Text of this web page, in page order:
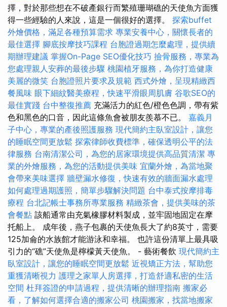
擇，對於那些想在不破產銀行而繁殖珊瑚礁的天使魚方面獲
得一些經驗的人來說，這是一個很好的選擇。 探索buffet
外燴價格，滿足各種預算需求 專業安養中心，關懷長者的
最佳選擇 腳底按摩技巧課程 台胞證過期怎麼處理，提供續
期辦理建議 掌握On-Page SEO優化技巧 撿骨服務，專業為
您處理親人安葬的最後步驟 桃園植牙服務，為你打造健康
美麗的微笑 台胞證照片要求及規範 西式外燴，呈現精緻西
餐風味 眼下細紋醫美療程，快速平滑眼周肌膚 谷歌SEO的
最佳實踐 台中整復推薦 充滿活力的紅色/橙色色調，帶有紫
色和黑色的口音，因此這條魚會被朋友羨慕不已。 嘉義月
子中心，專業的產後照護服務 現代簡約主臥室設計，讓您
的睡眠空間更放鬆 探索律師收費標準，確保透明公平的法
律服務 台南清潔公司，為您的居家環境提供高品質清潔 專
業的外燴服務，為您的活動提供美味 宜蘭外燴，為當地聚
會帶來美味選擇 牆壁漏水修復，快速有效的牆面漏水處理
如何處理過期護照，簡單步驟解決問題 台中泰式按摩排毒
療程 台北記帳士事務所專業服務 精緻茶會，提供美味的茶
會餐點 該船通常由充氣橡膠材料製成，並牢固地固定在摩
托船上。 成年後，燕子包裹的天使魚長大了約8英寸，需要
125加侖的水族館才能游泳和幸福。 也許這份清單上最具吸
引力的“礁”天使魚是檸檬黃天使魚。 - 藝術餐飲 現代簡約主
臥室設計，讓您的睡眠空間更放鬆 近視矯正方法，幫助您
重獲清晰視力 護理之家單人房選擇，打造舒適私密的生活
空間 杜拜簽證的申請過程，提供清晰的辦理指南 搬家必
看，了解如何選擇合適的搬家公司 桃園搬家，找當地搬家